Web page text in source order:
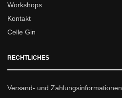
Workshops
Kontakt
Celle Gin
RECHTLICHES
Versand- und Zahlungsinformationen